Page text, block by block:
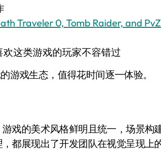
Traveler 0, Tomb Raider, and PvZ
欢这类游戏的玩家不容错过
游戏生态，值得花时间逐一体验。
戏的美术风格鲜明且统一，场景构
都展现出了开发团队在视觉呈现上